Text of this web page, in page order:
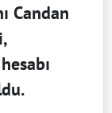
Candan